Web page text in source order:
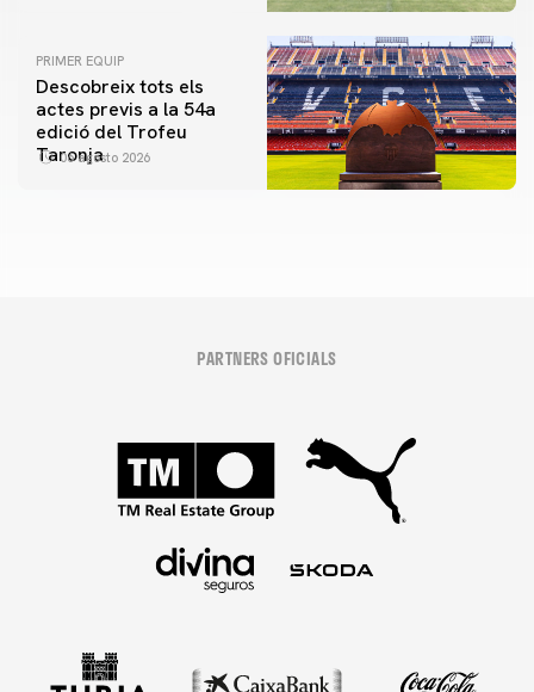
PRIMER EQUIP
Descobreix tots els
actes previs a la 54a
edició del Trofeu
Taronja
06 agosto 2026
PARTNERS OFICIALS